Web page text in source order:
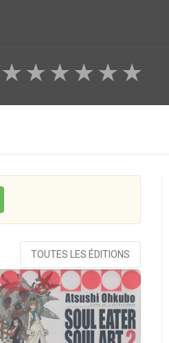
★
★
★
★
★
★
TOUTES LES ÉDITIONS